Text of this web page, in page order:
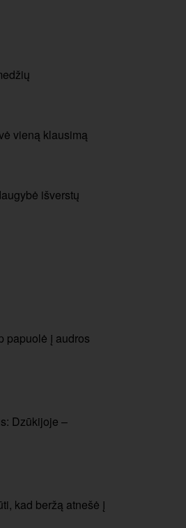
vieną klausimą
išverstų
papuolė į audros
Dzūkijoje –
kad beržą atnešė į